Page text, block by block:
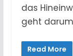
das
geht
Read More